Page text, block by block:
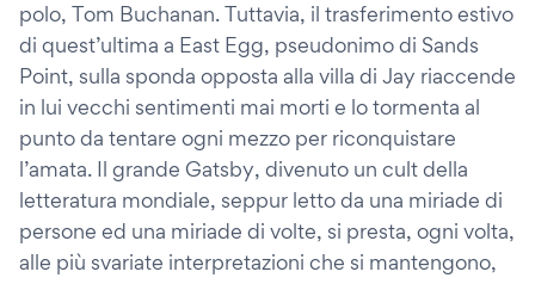
polo, Tom Buchanan. Tuttavia, il trasferimento estivo
di quest’ultima a East Egg, pseudonimo di Sands
Point, sulla sponda opposta alla villa di Jay riaccende
in lui vecchi sentimenti mai morti e lo tormenta al
punto da tentare ogni mezzo per riconquistare
l’amata. Il grande Gatsby, divenuto un cult della
letteratura mondiale, seppur letto da una miriade di
persone ed una miriade di volte, si presta, ogni volta,
alle più svariate interpretazioni che si mantengono,